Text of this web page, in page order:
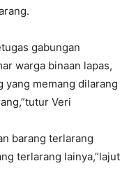
gabungan
warga binaan lapas,
yang memang dilarang
Veri
barang terlarang
terlarang lainya,”lajut